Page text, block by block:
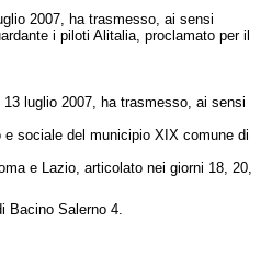
2007, ha trasmesso, ai sensi
i piloti Alitalia, proclamato per il
luglio 2007, ha trasmesso, ai sensi
sociale del municipio XIX comune di
e Lazio, articolato nei giorni 18, 20,
Bacino Salerno 4.